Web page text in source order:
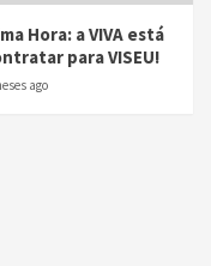
Hora: a VIVA está
para VISEU!
ago